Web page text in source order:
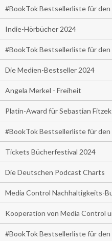
#BookTok Bestsellerliste für den
Indie-Hörbücher 2024
#BookTok Bestsellerliste für
Die Medien-Bestseller 2024
Angela Merkel - Freiheit
Platin-Award für Sebastian Fitzek
#BookTok Bestsellerliste für
Tickets Bücherfestival 2024
Die Deutschen Podcast Charts
Media Control Nachhaltigkeits-
Kooperation von Media Control
#BookTok Bestsellerliste für